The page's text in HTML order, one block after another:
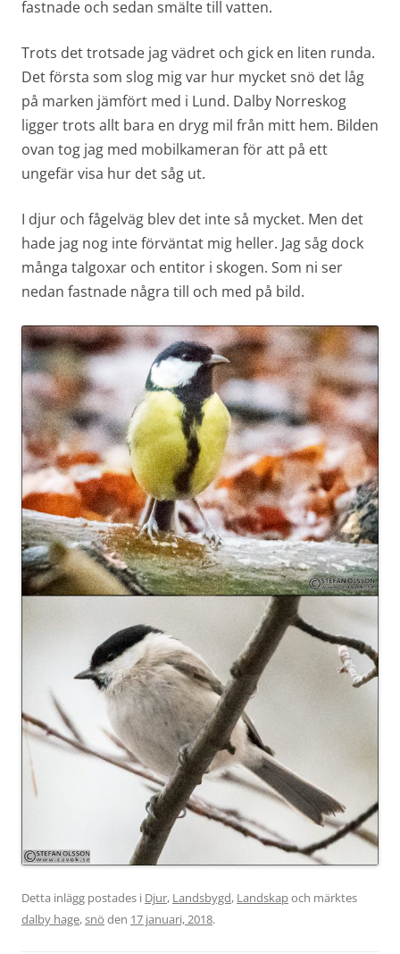
fastnade och sedan smälte till vatten.
Trots det trotsade jag vädret och gick en liten runda.
Det första som slog mig var hur mycket snö det låg
på marken jämfört med i Lund. Dalby Norreskog
ligger trots allt bara en dryg mil från mitt hem. Bilden
ovan tog jag med mobilkameran för att på ett
ungefär visa hur det såg ut.
I djur och fågelväg blev det inte så mycket. Men det
hade jag nog inte förväntat mig heller. Jag såg dock
många talgoxar och entitor i skogen. Som ni ser
nedan fastnade några till och med på bild.
Detta inlägg postades i Djur, Landsbygd, Landskapoch märktes
dalby hage,snö den 17 januari, 2018.